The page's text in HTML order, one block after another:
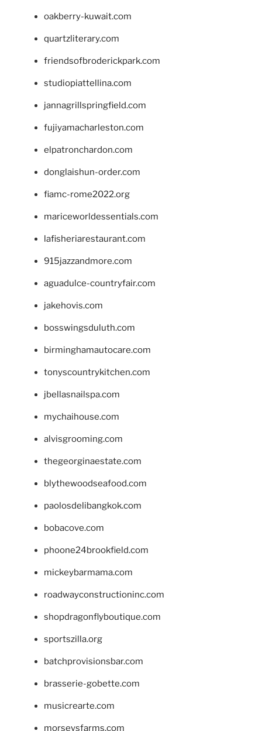
oakberry-kuwait.com
quartzliterary.com
friendsofbroderickpark.com
studiopiattellina.com
jannagrillspringfield.com
fujiyamacharleston.com
elpatronchardon.com
donglaishun-order.com
fiamc-rome2022.org
mariceworldessentials.com
lafisheriarestaurant.com
915jazzandmore.com
aguadulce-countryfair.com
jakehovis.com
bosswingsduluth.com
birminghamautocare.com
tonyscountrykitchen.com
jbellasnailspa.com
mychaihouse.com
alvisgrooming.com
thegeorginaestate.com
blythewoodseafood.com
paolosdelibangkok.com
bobacove.com
phoone24brookfield.com
mickeybarmama.com
roadwayconstructioninc.com
shopdragonflyboutique.com
sportszilla.org
batchprovisionsbar.com
brasserie-gobette.com
musicrearte.com
morseysfarms.com